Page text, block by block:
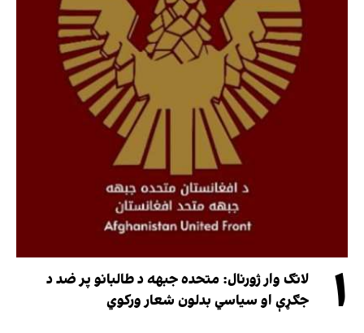
۱
لانګ وار ژورنال: متحده جبهه د طالبانو پر ضد د
جګړې او سیاسي بدلون شعار ورکوي